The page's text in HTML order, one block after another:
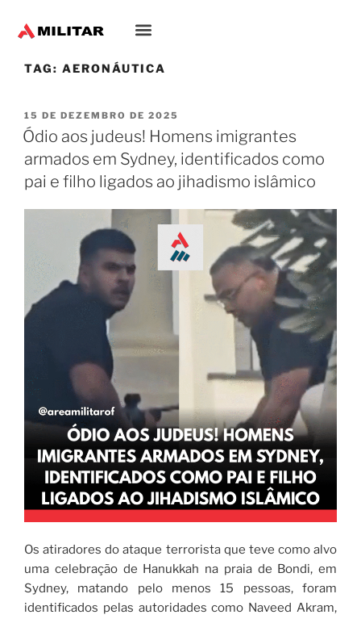
TAG: AERONÁUTICA
15 DE DEZEMBRO DE 2025
Ódio aos judeus! Homens imigrantes
armados em Sydney, identificados como
pai e filho ligados ao jihadismo islâmico
Os atiradores do ataque terrorista que teve como alvo
uma celebração de Hanukkah na praia de Bondi, em
Sydney, matando pelo menos 15 pessoas, foram
identificados pelas autoridades como Naveed Akram,